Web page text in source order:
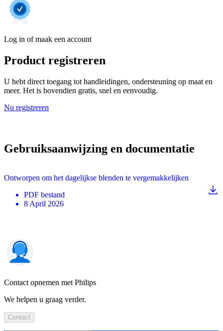
Log in of maak een account
Product registreren
U hebt direct toegang tot handleidingen, ondersteuning op maat en
meer. Het is bovendien gratis, snel en eenvoudig.
Nu registreren
Gebruiksaanwijzing en documentatie
Ontworpen om het dagelijkse blenden te vergemakkelijken
PDF bestand
8 April 2026
Contact opnemen met Philips
We helpen u graag verder.
Contact